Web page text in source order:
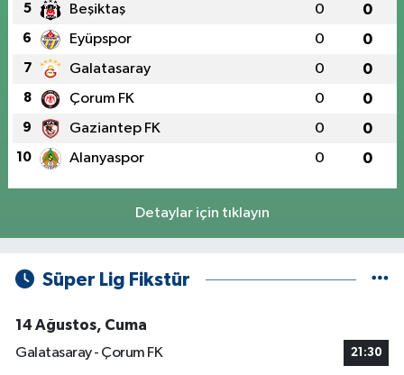
5 Beşiktaş 0 0
6 Eyüpspor 0 0
7 Galatasaray 0 0
8 Çorum FK 0 0
9 Gaziantep FK 0 0
10 Alanyaspor 0 0
Detaylar için tıklayın
Süper Lig Fikstür
14 Ağustos, Cuma
Galatasaray - Çorum FK
21:30